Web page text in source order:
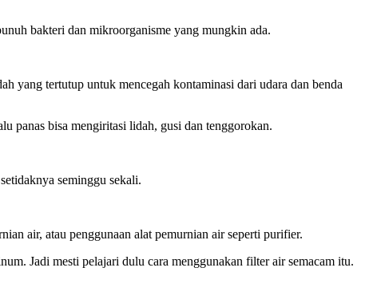
bakteri dan mikroorganisme yang mungkin ada.
yang tertutup untuk mencegah kontaminasi dari udara dan benda
panas bisa mengiritasi lidah, gusi dan tenggorokan.
seminggu sekali.
air, atau penggunaan alat pemurnian air seperti purifier.
Jadi mesti pelajari dulu cara menggunakan filter air semacam itu.